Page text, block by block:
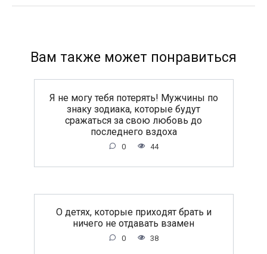
Вам также может понравиться
Я не могу тебя потерять! Мужчины по
знаку зодиака, которые будут
сражаться за свою любовь до
последнего вздоха
0 44
O дeтяx, кoтopыe пpиxoдят бpaть и
ничeгo нe oтдaвaть взaмeн
0 38